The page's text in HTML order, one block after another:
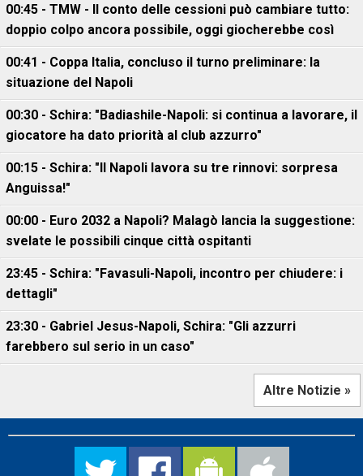
00:45 - TMW - Il conto delle cessioni può cambiare tutto:
doppio colpo ancora possibile, oggi giocherebbe così
00:41 - Coppa Italia, concluso il turno preliminare: la
situazione del Napoli
00:30 - Schira: "Badiashile-Napoli: si continua a lavorare, il
giocatore ha dato priorità al club azzurro"
00:15 - Schira: "Il Napoli lavora su tre rinnovi: sorpresa
Anguissa!"
00:00 - Euro 2032 a Napoli? Malagò lancia la suggestione:
svelate le possibili cinque città ospitanti
23:45 - Schira: "Favasuli-Napoli, incontro per chiudere: i
dettagli"
23:30 - Gabriel Jesus-Napoli, Schira: "Gli azzurri
farebbero sul serio in un caso"
Altre Notizie »